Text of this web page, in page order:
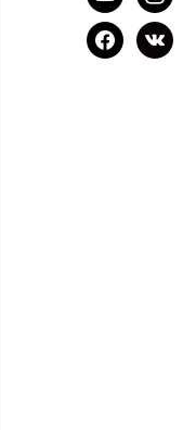
facebook